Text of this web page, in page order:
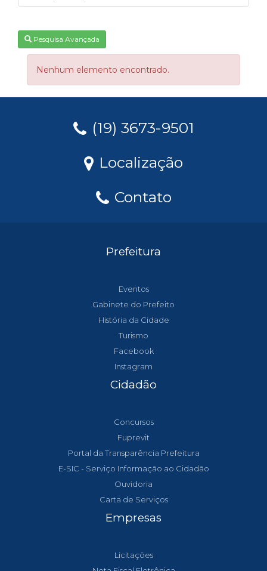
Pesquisa Avançada
Nenhum elemento encontrado.
(19) 3673-9501
Localização
Contato
Prefeitura
Eventos
Gabinete do Prefeito
História da Cidade
Turismo
Facebook
Instagram
Cidadão
Concursos
Fuprevit
Portal da Transparência Prefeitura
E-SIC - Serviço Informação ao Cidadão
Ouvidoria
Carta de Serviços
Empresas
Licitações